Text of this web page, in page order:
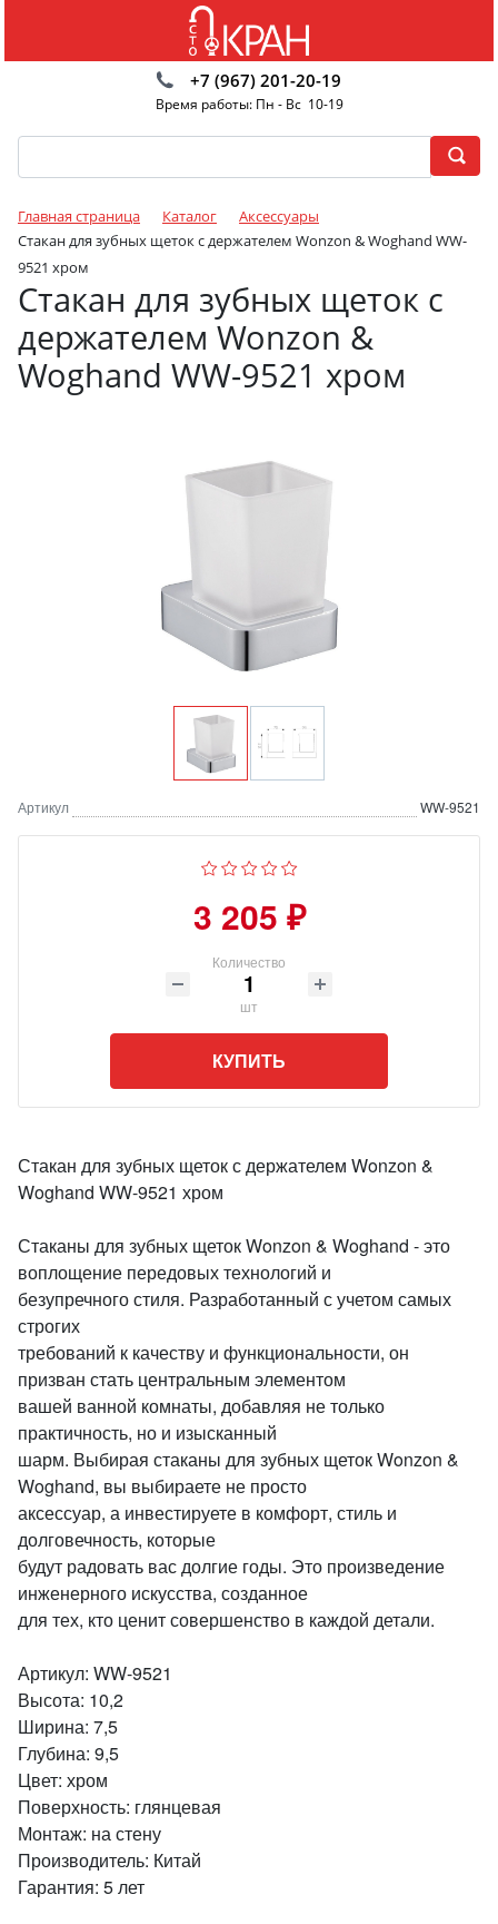
+7 (967) 201-20-19
Время работы: Пн - Вс 10-19
Главная страница Каталог
Аксессуары
Стакан для зубных щеток с держателем Wonzon & Woghand WW-
9521 хром
Стакан для зубных щеток с
держателем Wonzon &
Woghand WW-9521 хром
Артикул WW-9521
3 205 ₽
Количество
шт
КУПИТЬ
Стакан для зубных щеток с держателем Wonzon &
Woghand WW-9521 хром
Стаканы для зубных щеток Wonzon & Woghand - это
воплощение передовых технологий и
безупречного стиля. Разработанный с учетом самых
строгих
требований к качеству и функциональности, он
призван стать центральным элементом
вашей ванной комнаты, добавляя не только
практичность, но и изысканный
шарм. Выбирая стаканы для зубных щеток Wonzon &
Woghand, вы выбираете не просто
аксессуар, а инвестируете в комфорт, стиль и
долговечность, которые
будут радовать вас долгие годы. Это произведение
инженерного искусства, созданное
для тех, кто ценит совершенство в каждой детали.
Артикул: WW-9521
Высота: 10,2
Ширина: 7,5
Глубина: 9,5
Цвет: хром
Поверхность: глянцевая
Монтаж: на стену
Производитель: Китай
Гарантия: 5 лет